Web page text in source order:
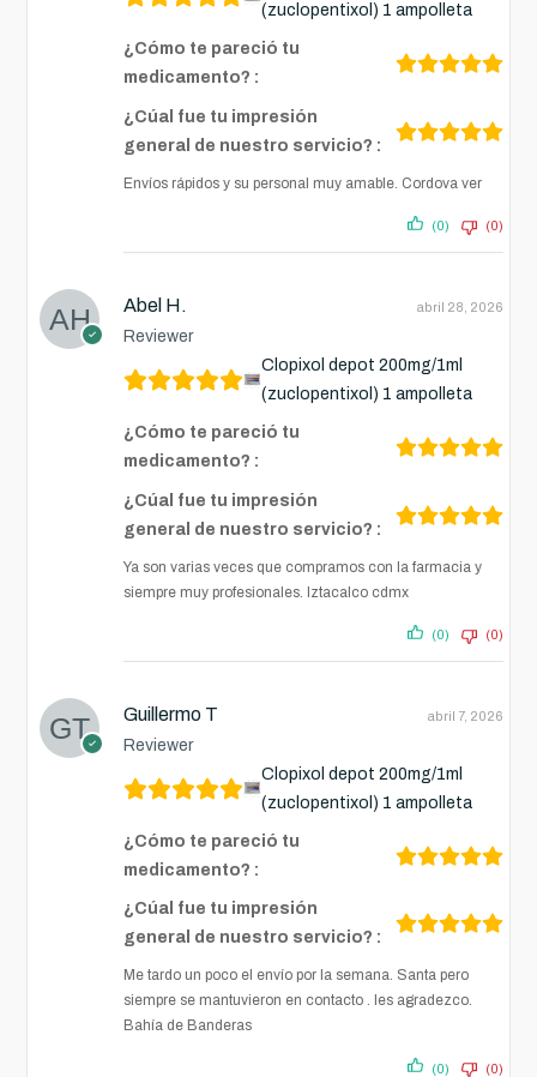
(zuclopentixol) 1 ampolleta
¿Cómo te pareció tu
medicamento? :
¿Cúal fue tu impresión
general de nuestro servicio? :
Envíos rápidos y su personal muy amable. Cordova ver
(0) (0)
Abel H.
Reviewer
abril 28, 2026
Clopixol depot 200mg/1ml
(zuclopentixol) 1 ampolleta
¿Cómo te pareció tu
medicamento? :
¿Cúal fue tu impresión
general de nuestro servicio? :
Ya son varias veces que compramos con la farmacia y
siempre muy profesionales. Iztacalco cdmx
(0) (0)
Guillermo T
Reviewer
abril 7, 2026
Clopixol depot 200mg/1ml
(zuclopentixol) 1 ampolleta
¿Cómo te pareció tu
medicamento? :
¿Cúal fue tu impresión
general de nuestro servicio? :
Me tardo un poco el envío por la semana. Santa pero
siempre se mantuvieron en contacto . les agradezco.
Bahía de Banderas
(0) (0)